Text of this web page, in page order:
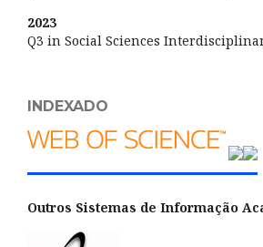
2023
Q3 in Social Sciences
INDEXADO
Outros Sistemas de Informação